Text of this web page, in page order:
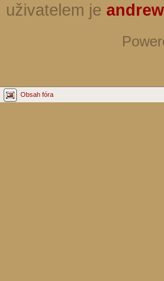
uživatelem je andrew
Obsah fóra